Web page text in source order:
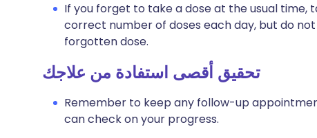
If you forget to take a dose at the usual
correct number of doses each day, but do
forgotten dose.
تحقيق أقصى استفادة من علاجك
Remember to keep any follow-up
can check on your progress.